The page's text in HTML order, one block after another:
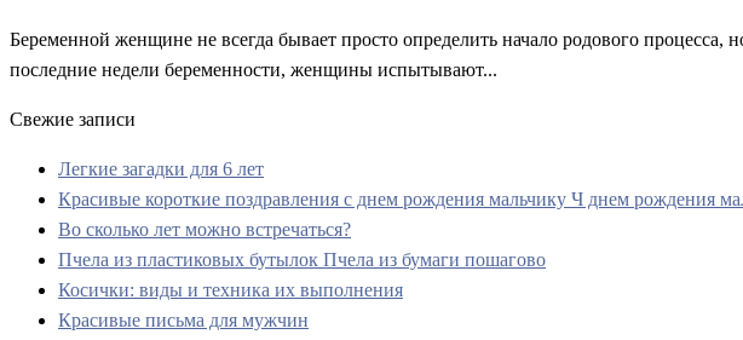
Беременной женщине не всегда бывает просто определить начало родового
последние недели беременности, женщины испытывают...
Свежие записи
Легкие загадки для 6 лет
Красивые короткие поздравления с днем рождения мальчику Ч днем рождения
Во сколько лет можно встречаться?
Пчела из пластиковых бутылок Пчела из бумаги пошагово
Косички: виды и техника их выполнения
Красивые письма для мужчин